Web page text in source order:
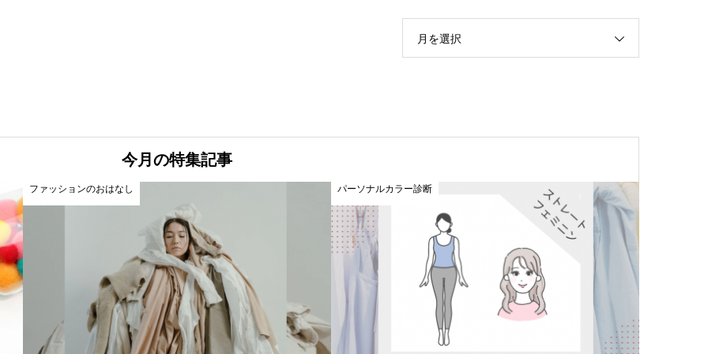
月を選択
今月の特集記事
ファッションのおはなし パーソナルカラー診断